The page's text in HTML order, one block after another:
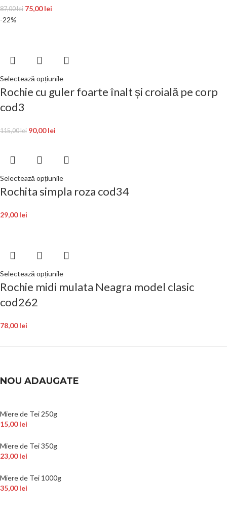
87,00lei 75,00lei
-22%
Selectează opțiunile
Rochie cu guler foarte înalt și croială pe corp
cod3
115,00lei 90,00lei
Selectează opțiunile
Rochita simpla roza cod34
29,00lei
Selectează opțiunile
Rochie midi mulata Neagra model clasic
cod262
78,00lei
NOU ADAUGATE
Miere de Tei 250g
15,00lei
Miere de Tei 350g
23,00lei
Miere de Tei 1000g
35,00lei